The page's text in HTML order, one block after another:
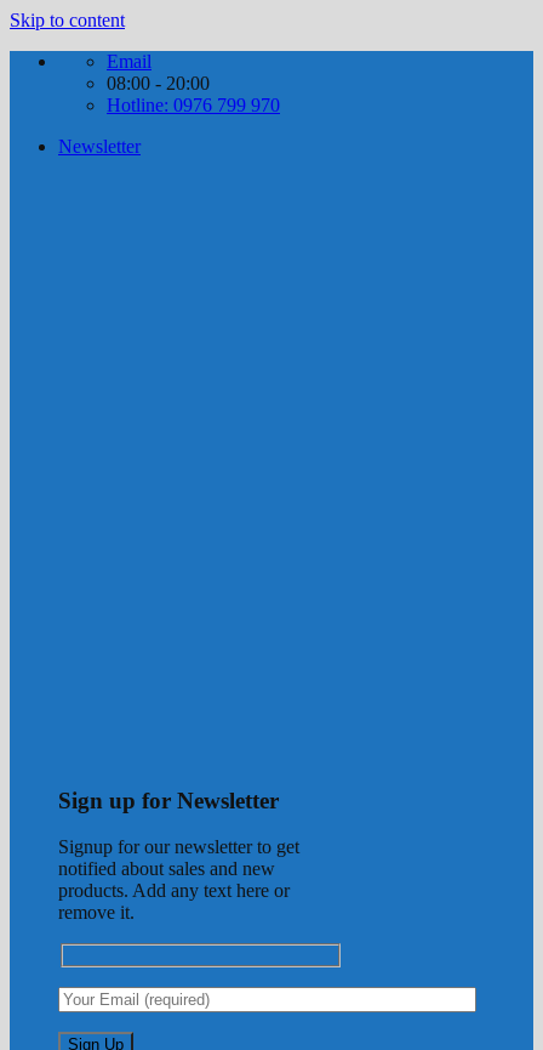
Skip to content
Email
08:00 - 20:00
Hotline: 0976 799 970
Newsletter
Sign up for Newsletter
Signup for our newsletter to get
notified about sales and new
products. Add any text here or
remove it.